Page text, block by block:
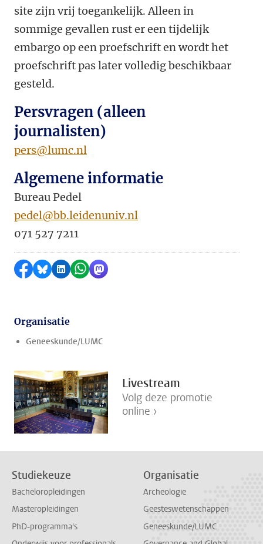
site zijn vrij toegankelijk. Alleen in
sommige gevallen rust er een tijdelijk
embargo op een proefschrift en wordt het
proefschrift pas later volledig beschikbaar
gesteld.
Persvragen (alleen
journalisten)
pers@lumc.nl
Algemene informatie
Bureau Pedel
pedel@bb.leidenuniv.nl
071 527 7211
Delen op Facebook
Delen via Bluesky
Delen op LinkedIn
Delen via WhatsApp
Delen via Mastodon
Organisatie
Geneeskunde/LUMC
Livestream
Volg deze promotie
online ›
Studiekeuze
Bacheloropleidingen
Masteropleidingen
PhD-programma's
Organisatie
Archeologie
Geesteswetenschappen
Geneeskunde/LUMC